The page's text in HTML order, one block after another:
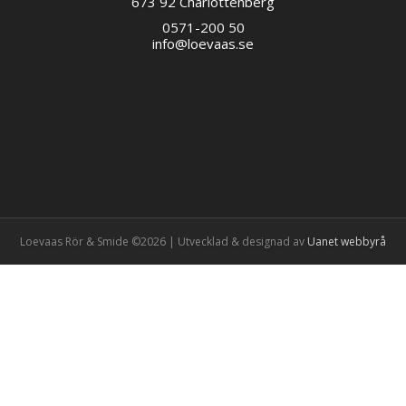
0571-200 50
info@loevaas.se
Loevaas Rör & Smide ©2026 | Utvecklad & designad av Uanet webbyrå